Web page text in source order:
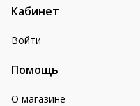
Кабинет
Войти
Помощь
О магазине